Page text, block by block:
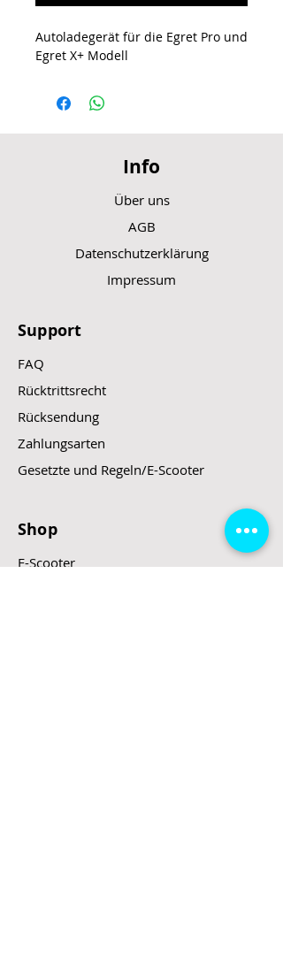
Autoladegerät für die Egret Pro und
Egret X+ Modell
Info
Über uns
AGB
Datenschutzerklärung
Impressum
Support
FAQ
Rücktrittsrecht
Rücksendung
Zahlungsarten
Gesetzte und Regeln/E-Scooter
Shop
E-Scooter